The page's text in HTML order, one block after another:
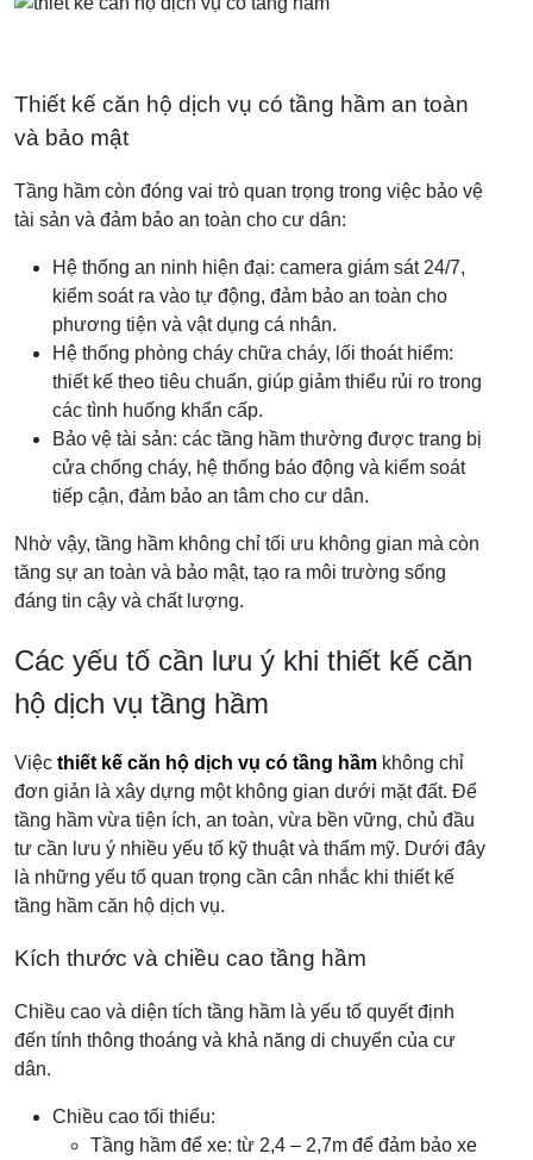
Thiết kế căn hộ dịch vụ có tầng hầm an toàn
và bảo mật
Tầng hầm còn đóng vai trò quan trọng trong việc bảo vệ
tài sản và đảm bảo an toàn cho cư dân:
Hệ thống an ninh hiện đại: camera giám sát 24/7,
kiểm soát ra vào tự động, đảm bảo an toàn cho
phương tiện và vật dụng cá nhân.
Hệ thống phòng cháy chữa cháy, lối thoát hiểm:
thiết kế theo tiêu chuẩn, giúp giảm thiểu rủi ro trong
các tình huống khẩn cấp.
Bảo vệ tài sản: các tầng hầm thường được trang bị
cửa chống cháy, hệ thống báo động và kiểm soát
tiếp cận, đảm bảo an tâm cho cư dân.
Nhờ vậy, tầng hầm không chỉ tối ưu không gian mà còn
tăng sự an toàn và bảo mật, tạo ra môi trường sống
đáng tin cậy và chất lượng.
Các yếu tố cần lưu ý khi thiết kế căn
hộ dịch vụ tầng hầm
Việc thiết kế căn hộ dịch vụ có tầng hầm không chỉ
đơn giản là xây dựng một không gian dưới mặt đất. Để
tầng hầm vừa tiện ích, an toàn, vừa bền vững, chủ đầu
tư cần lưu ý nhiều yếu tố kỹ thuật và thẩm mỹ. Dưới đây
là những yếu tố quan trọng cần cân nhắc khi thiết kế
tầng hầm căn hộ dịch vụ.
Kích thước và chiều cao tầng hầm
Chiều cao và diện tích tầng hầm là yếu tố quyết định
đến tính thông thoáng và khả năng di chuyển của cư
dân.
Chiều cao tối thiểu:
Tầng hầm để xe: từ 2,4 – 2,7m để đảm bảo xe